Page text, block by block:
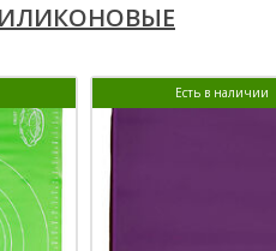
Есть в наличии